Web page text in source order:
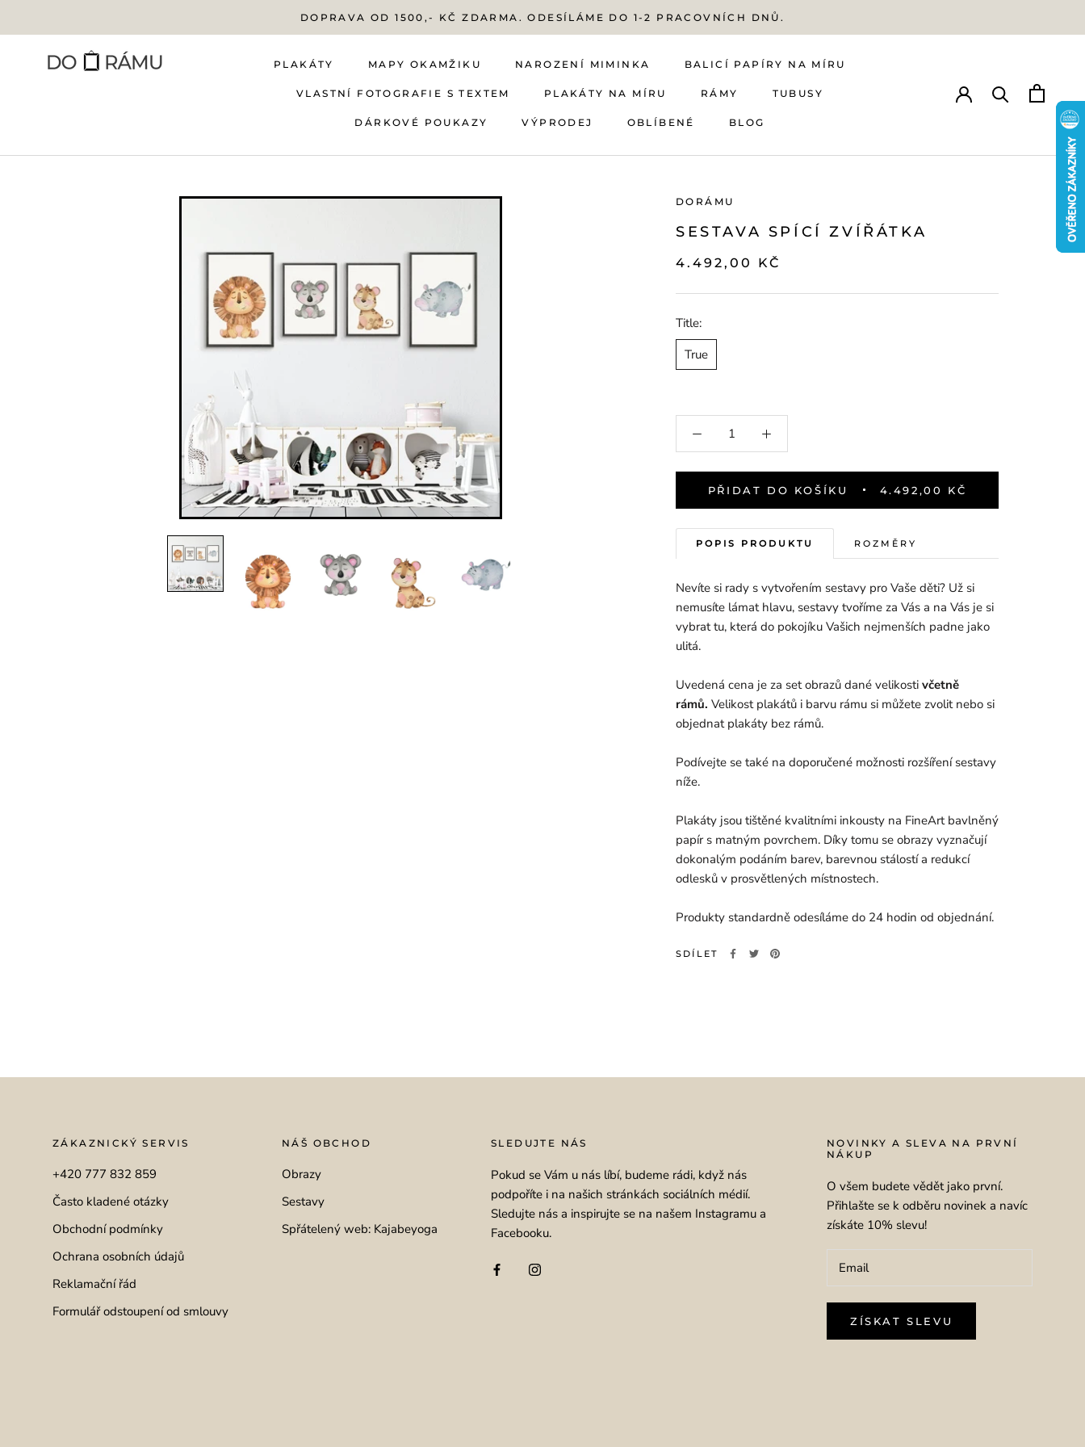
DOPRAVA OD 1500,- KČ ZDARMA. ODESÍLÁME DO 1-2 PRACOVNÍCH DNŮ.
PLAKÁTY MAPY OKAMŽIKU
MAPY OKAMŽIKU
NAROZENÍ MIMINKA
NAROZENÍ MIMINKA
BALICÍ PAPÍRY NA MÍRU
BALICÍ PAPÍRY NA MÍRU
VLASTNÍ FOTOGRAFIE S TEXTEM
VLASTNÍ FOTOGRAFIE S TEXTEM
PLAKÁTY NA MÍRU
PLAKÁTY NA MÍRU
RÁMY
RÁMY
TUBUSY
DÁRKOVÉ POUKAZY
DÁRKOVÉ POUKAZY VÝPRODEJ
VÝPRODEJ OBLÍBENÉ
OBLÍBENÉ BLOG
BLOG
DORÁMU
SESTAVA SPÍCÍ ZVÍŘÁTKA
4.492,00 KČ
Title:
True
PŘIDAT DO KOŠÍKU 4.492,00 KČ
POPIS PRODUKTU
Nevíte si rady s vytvořením sestavy pro Vaše děti? Už si
nemusíte lámat hlavu, sestavy tvoříme za Vás a na Vás je si
vybrat tu, která do pokojíku Vašich nejmenších padne jako
ulitá.
Uvedená cena je za set obrazů dané velikosti včetně
rámů. Velikost plakátů i barvu rámu si můžete zvolit nebo si
objednat plakáty bez rámů.
Podívejte se také na doporučené možnosti rozšíření sestavy
níže.
Plakáty jsou tištěné kvalitními inkousty na FineArt bavlněný
papír s matným povrchem. Díky tomu se obrazy vyznačují
dokonalým podáním barev, barevnou stálostí a redukcí
odlesků v prosvětlených místnostech.
Produkty standardně odesíláme do 24 hodin od objednání.
ROZMĚRY
SDÍLET
ZÁKAZNICKÝ SERVIS
+420 777 832 859
Často kladené otázky
Obchodní podmínky
Ochrana osobních údajů
Reklamační řád
Formulář odstoupení od smlouvy
NÁŠ OBCHOD
Obrazy
Sestavy
Spřátelený web: Kajabeyoga
SLEDUJTE NÁS
Pokud se Vám u nás líbí, budeme rádi, když nás
podpoříte i na našich stránkách sociálních médií.
Sledujte nás a inspirujte se na našem Instagramu a
Facebooku.
NOVINKY A SLEVA NA PRVNÍ
NÁKUP
O všem budete vědět jako první.
Přihlašte se k odběru novinek a navíc
získáte 10% slevu!
ZÍSKAT SLEVU